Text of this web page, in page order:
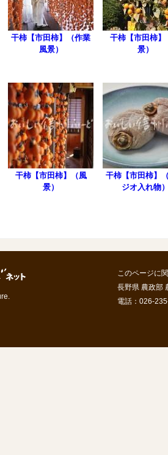
干柿【市田柿】（作業
風景）
干柿【市田柿】
景）
干柿【市田柿】（風
景）
干柿【市田柿】
ジオ入れ物
このページに
長野県 農政部
電話：026-